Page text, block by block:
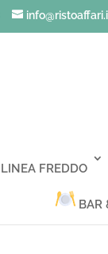
LINEA FREDDO
BAR